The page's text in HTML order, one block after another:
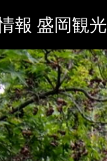
報 盛岡観光